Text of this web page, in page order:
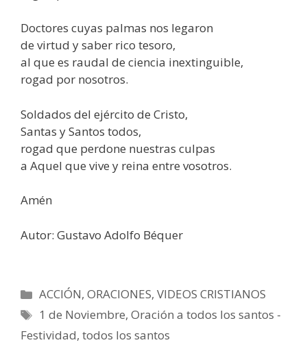
Doctores cuyas palmas nos legaron
de virtud y saber rico tesoro,
al que es raudal de ciencia inextinguible,
rogad por nosotros.
Soldados del ejército de Cristo,
Santas y Santos todos,
rogad que perdone nuestras culpas
a Aquel que vive y reina entre vosotros.
Amén
Autor: Gustavo Adolfo Béquer
Categorías
ACCIÓN,ORACIONES,VIDEOS CRISTIANOS
Etiquetas
1 de Noviembre,Oración a todos los santos -
Festividad, todos los santos